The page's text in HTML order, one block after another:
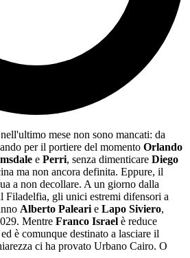
mese non sono mancati: da
per il portiere del momento Orlando
e Perri, senza dimenticare Diego
ma non ancora definita. Eppure, il
a non decollare. A un giorno dalla
Filadelfia, gli unici estremi difensori a
Alberto Paleari e Lapo Siviero,
Mentre Franco Israel è reduce
è comunque destinato a lasciare il
ci ha provato Urbano Cairo. O